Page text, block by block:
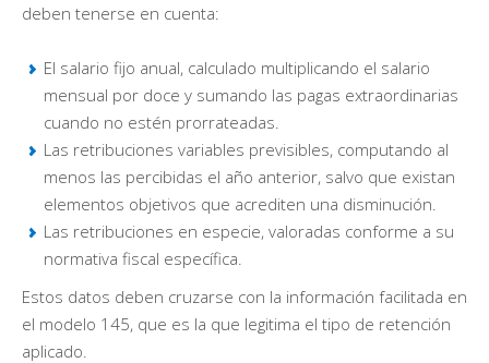
deben tenerse en cuenta:
El salario fijo anual, calculado multiplicando el salario
mensual por doce y sumando las pagas extraordinarias
cuando no estén prorrateadas.
Las retribuciones variables previsibles, computando al
menos las percibidas el año anterior, salvo que existan
elementos objetivos que acrediten una disminución.
Las retribuciones en especie, valoradas conforme a su
normativa fiscal específica.
Estos datos deben cruzarse con la información facilitada en
el modelo 145, que es la que legitima el tipo de retención
aplicado.